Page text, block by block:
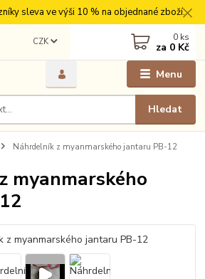
sleva ve výši 10 % na objednané zboží.
Menu
CZK
Hledat
0 ks
za 0 Kč
Náhrdelník z myanmarského jantaru PB-12
myanmarského